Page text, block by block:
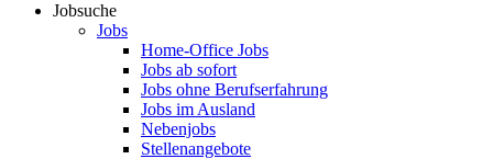
Jobsuche
Jobs
Home-Office Jobs
Jobs ab sofort
Jobs ohne Berufserfahrung
Jobs im Ausland
Nebenjobs
Stellenangebote